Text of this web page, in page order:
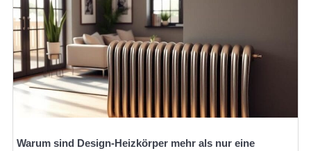
Warum sind Design-Heizkörper mehr als nur eine